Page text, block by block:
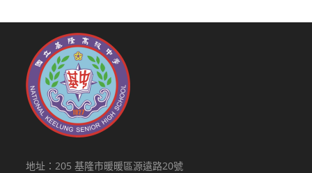
地址：205 基隆市暖暖區源遠路20號